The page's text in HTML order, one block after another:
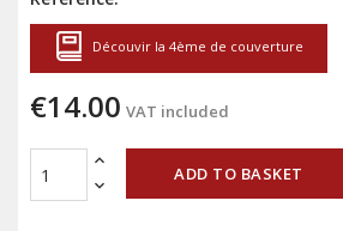
Découvir la 4ème de couverture
€14.00 VAT included
ADD TO BASKET